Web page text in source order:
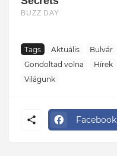
Tags Aktuális Bulvár
Gondoltad volna
Hírek
Világunk
Facebook